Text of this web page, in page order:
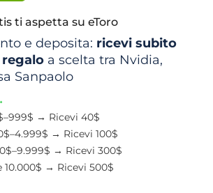
ti aspetta su eToro
e deposita: ricevi subito
a scelta tra Nvidia,
Sanpaolo
→ Ricevi 40$
→ Ricevi 100$
→ Ricevi 300$
10.000$ → Ricevi 500$